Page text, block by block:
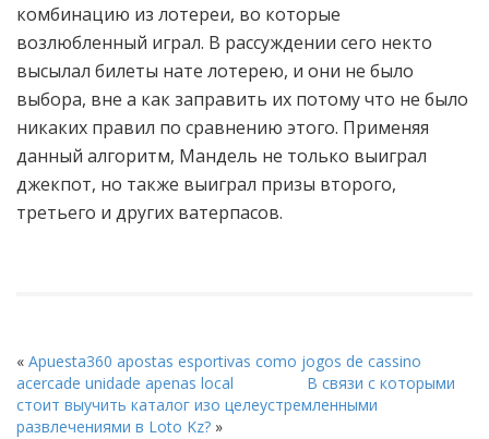
комбинацию из лотереи, во которые
возлюбленный играл. В рассуждении сего некто
высылал билеты нате лотерею, и они не было
выбора, вне а как заправить их потому что не было
никаких правил по сравнению этого. Применяя
данный алгоритм, Мандель не только выиграл
джекпот, но также выиграл призы второго,
третьего и других ватерпасов.
« Apuesta360 apostas esportivas como jogos de cassino
acercade unidade apenas local
В связи с которыми
стоит выучить каталог изо целеустремленными
развлечениями в Loto Kz? »